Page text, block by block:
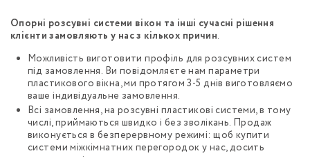
Опорні розсувні системи вікон та інші сучасні рішення
клієнти замовляють у нас з кількох причин.
Можливість виготовити профіль для розсувних систем
під замовлення. Ви повідомляєте нам параметри
пластикового вікна, ми протягом 3-5 днів виготовляємо
ваше індивідуальне замовлення.
Всі замовлення, на розсувні пластикові системи, в тому
числі, приймаються швидко і без зволікань. Продаж
виконується в безперервному режимі: щоб купити
системи міжкімнатних перегородок у нас, досить